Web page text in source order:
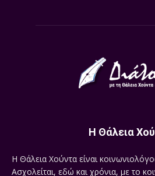
Η Θάλεια
Η Θάλεια Χούντα είναι
Ασχολείται, εδώ και χρόνια, με το